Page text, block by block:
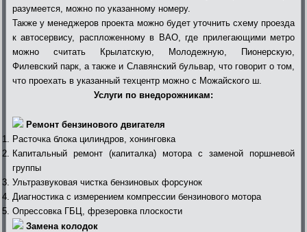
разумеется, можно по указанному номеру.
Также у менеджеров проекта можно будет уточнить схему проезда
к автосервису, распложенному в ВАО, где прилегающими метро
можно считать Крылатскую, Молодежную, Пионерскую,
Филевский парк, а также и Славянский бульвар, что говорит о том,
что проехать в указанный техцентр можно с Можайского ш.
Услуги по внедорожникам:
Ремонт бензинового двигателя
Расточка блока цилиндров, хонинговка
Капитальный ремонт (капиталка) мотора с заменой поршневой
группы
Ультразвуковая чистка бензиновых форсунок
Диагностика с измерением компрессии бензинового мотора
Опрессовка ГБЦ, фрезеровка плоскости
Замена колодок